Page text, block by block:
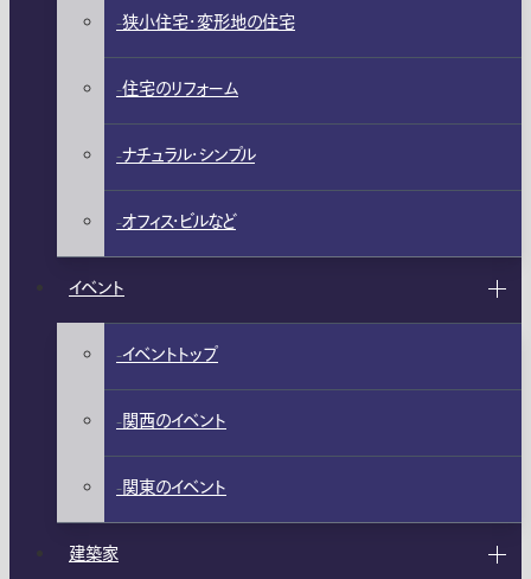
狭小住宅・変形地の住宅
住宅のリフォーム
ナチュラル・シンプル
オフィス・ビルなど
イベント
イベントトップ
関西のイベント
関東のイベント
建築家